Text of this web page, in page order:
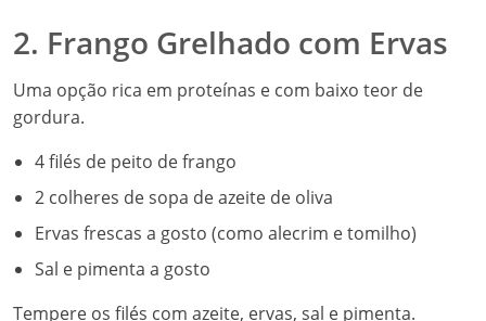
2. Frango Grelhado com Ervas
Uma opção rica em proteínas e com baixo teor de
gordura.
4 filés de peito de frango
2 colheres de sopa de azeite de oliva
Ervas frescas a gosto (como alecrim e tomilho)
Sal e pimenta a gosto
Tempere os filés com azeite, ervas, sal e pimenta.